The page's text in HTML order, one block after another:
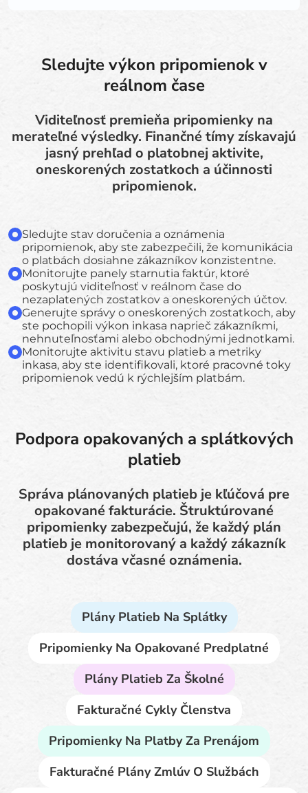
Sledujte výkon pripomienok v
reálnom čase
Viditeľnosť premieňa pripomienky na
merateľné výsledky. Finančné tímy získavajú
jasný prehľad o platobnej aktivite,
oneskorených zostatkoch a účinnosti
pripomienok.
Sledujte stav doručenia a oznámenia
pripomienok, aby ste zabezpečili, že komunikácia
o platbách dosiahne zákazníkov konzistentne.
Monitorujte panely starnutia faktúr, ktoré
poskytujú viditeľnosť v reálnom čase do
nezaplatených zostatkov a oneskorených účtov.
Generujte správy o oneskorených zostatkoch, aby
ste pochopili výkon inkasa naprieč zákazníkmi,
nehnuteľnosťami alebo obchodnými jednotkami.
Monitorujte aktivitu stavu platieb a metriky
inkasa, aby ste identifikovali, ktoré pracovné toky
pripomienok vedú k rýchlejším platbám.
Podpora opakovaných a splátkových
platieb
Správa plánovaných platieb je kľúčová pre
opakované fakturácie. Štruktúrované
pripomienky zabezpečujú, že každý plán
platieb je monitorovaný a každý zákazník
dostáva včasné oznámenia.
Plány Platieb Na Splátky
Pripomienky Na Opakované Predplatné
Plány Platieb Za Školné
Fakturačné Cykly Členstva
Pripomienky Na Platby Za Prenájom
Fakturačné Plány Zmlúv O Službách